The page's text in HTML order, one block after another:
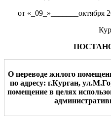
от «_09_»_______октября
О переводе жилого
по адресу: г.Курган, ул.
помещение в целях